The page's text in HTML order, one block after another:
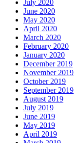
July 2020
June 2020
May 2020
April 2020
March 2020
February 2020
January 2020
December 2019
November 2019
October 2019
September 2019
August 2019
July 2019
June 2019
May 2019
April 2019